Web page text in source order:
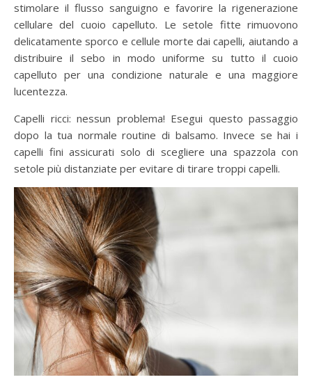
stimolare il flusso sanguigno e favorire la rigenerazione
cellulare del cuoio capelluto. Le setole fitte rimuovono
delicatamente sporco e cellule morte dai capelli, aiutando a
distribuire il sebo in modo uniforme su tutto il cuoio
capelluto per una condizione naturale e una maggiore
lucentezza.
Capelli ricci: nessun problema! Esegui questo passaggio
dopo la tua normale routine di balsamo. Invece se hai i
capelli fini assicurati solo di scegliere una spazzola con
setole più distanziate per evitare di tirare troppi capelli.